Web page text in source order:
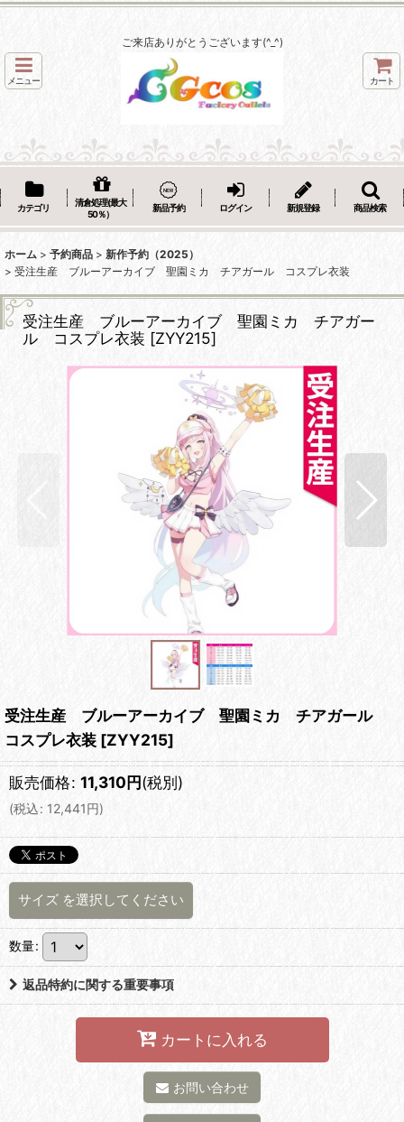
ご来店ありがとうございます(^_^)
メニュー カート
カテゴリ
清倉処理(最大
50％）
新品予約 ログイン 新規登録 商品検索
ホーム > 予約商品 > 新作予約（2025）
> 受注生産 ブルーアーカイブ 聖園ミカ チアガール コスプレ衣装
受注生産 ブルーアーカイブ 聖園ミカ チアガー
ル コスプレ衣装 [ZYY215]
受注生産 ブルーアーカイブ 聖園ミカ チアガール
コスプレ衣装 [ZYY215]
販売価格: 11,310円(税別)
(税込: 12,441円)
サイズ を選択してください
数量:
返品特約に関する重要事項
カートに入れる
お問い合わせ